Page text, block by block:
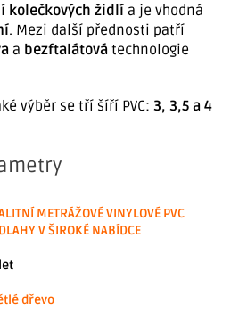
kolečkových židlí a je vhodná
. Mezi další přednosti patří
a bezftalátová technologie
výběr se tří šíří PVC: 3, 3,5 a 4
METRÁŽOVÉ VINYLOVÉ PVC
V ŠIROKÉ NABÍDCE
dřevo